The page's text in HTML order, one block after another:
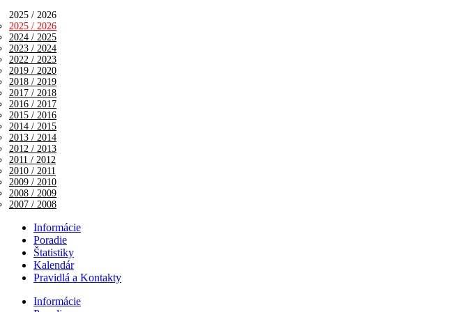
2025 / 2026
2025 / 2026
2024 / 2025
2023 / 2024
2022 / 2023
2019 / 2020
2018 / 2019
2017 / 2018
2016 / 2017
2015 / 2016
2014 / 2015
2013 / 2014
2012 / 2013
2011 / 2012
2010 / 2011
2009 / 2010
2008 / 2009
2007 / 2008
Informácie
Poradie
Štatistiky
Kalendár
Pravidlá a Kontakty
Informácie